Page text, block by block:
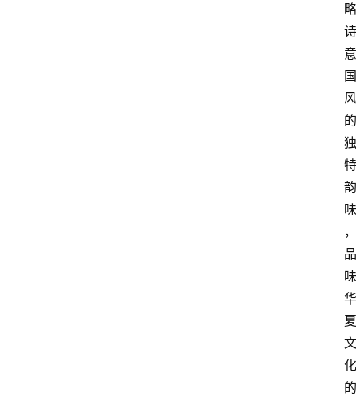
略
诗
意
国
风
的
独
特
韵
味
，
品
味
华
夏
文
化
的